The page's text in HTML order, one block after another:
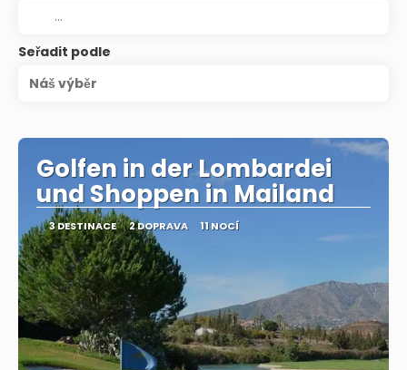
Seřadit podle
Náš výběr
Golfen in der Lombardei
und Shoppen in Mailand
3 DESTINACE 2 DOPRAVA 11 NOCÍ